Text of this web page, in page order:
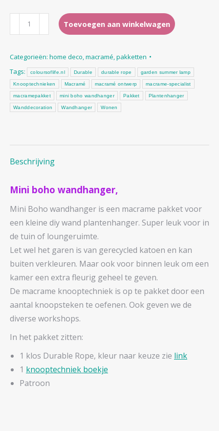
boho
aantal
Toevoegen aan winkelwagen
Categorieën: home deco,macramé,pakketten
Tags:
coloursoflife.nl Durable durable rope garden summer lamp
Knooptechnieken Macramé macramé ontwerp macrame-specialist
macramepakket mini boho wandhanger Pakket Plantenhanger
Wanddecoration Wandhanger Wonen
Beschrijving
Mini boho wandhanger,
Mini Boho wandhanger is een macrame pakket voor
een kleine diy wand plantenhanger. Super leuk voor in
de tuin of loungeruimte.
Let wel het garen is van gerecycled katoen en kan
buiten verkleuren. Maar ook voor binnen leuk om een
kamer een extra fleurig geheel te geven.
De macrame knooptechniek is op te pakket door een
aantal knoopsteken te oefenen. Ook geven we de
diverse workshops.
In het pakket zitten:
1 klos Durable Rope, kleur naar keuze zie link
1 knooptechniek boekje
Patroon